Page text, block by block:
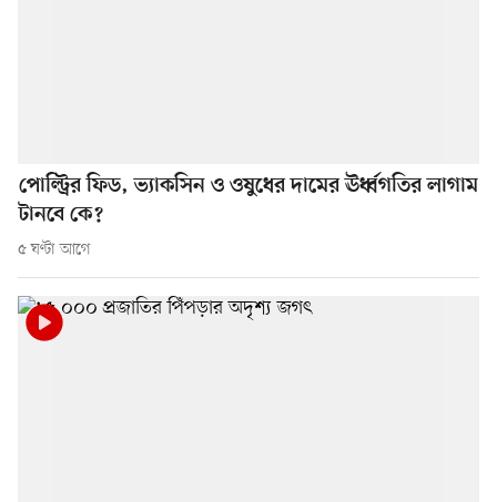
পোল্ট্রির ফিড, ভ্যাকসিন ও ওষুধের দামের ঊর্ধ্বগতির লাগাম
টানবে কে?
৫ ঘণ্টা আগে